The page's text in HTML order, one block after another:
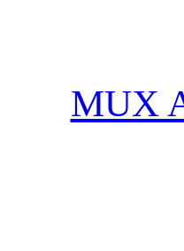
MUX